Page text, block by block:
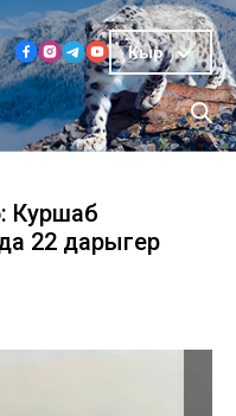
Кыр
Куршаб
22 дарыгер